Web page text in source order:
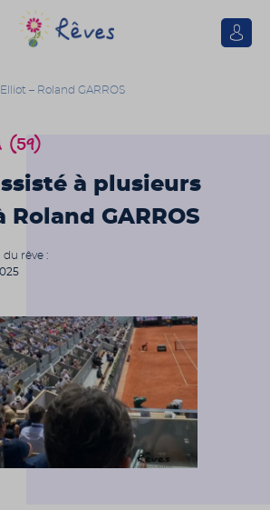
Se
– Roland GARROS
(59)
à plusieurs
Roland GARROS
du rêve :